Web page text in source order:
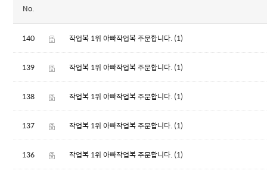
No.
140 작업복 1위 아빠작업복 주문합니다. (1)
139 작업복 1위 아빠작업복 주문합니다. (1)
138 작업복 1위 아빠작업복 주문합니다. (1)
137 작업복 1위 아빠작업복 주문합니다. (1)
136 작업복 1위 아빠작업복 주문합니다. (1)